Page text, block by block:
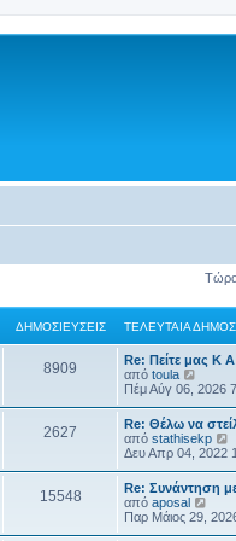
Τώρα
ΔΗΜΟΣΙΕΎΣΕΙΣ ΤΕΛΕΥΤΑΊΑ
8909
Re: Πείτε μας Κ
από toula
ρ
ο
λ
ή
τ
η
ς
τ
ε
Πέμ Αύγ 06, 2026
2627
Re: Θέλω να
από stathisekp
ρ
ο
λ
ή
τ
Δευ Απρ 04, 2022
15548
Re: Συνάντηση
από aposal
ρ
Παρ Μάιος 29,